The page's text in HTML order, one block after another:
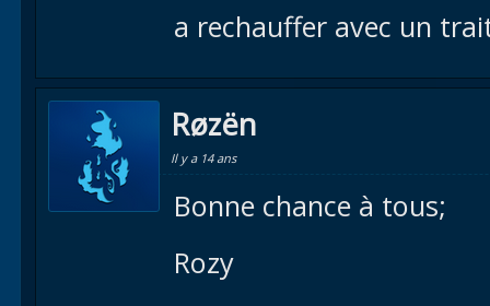
a rechauffer avec un
Røzën
Il y a 14 ans
Bonne chance à tous;
Rozy